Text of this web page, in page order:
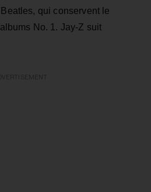
qui conservent le
No. 1. Jay‑Z suit